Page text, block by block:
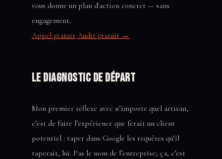
vous donne un plan d'action concret — sans
engagement.
Appel gratuit Audit gratuit →
Le diagnostic de départ
Mon premier réflexe avec n’importe quel artisan,
c’est de faire l’expérience que ferait un client
potentiel : taper dans Google les requêtes qu’il
taperait, lui. Pas le nom de l’entreprise; ça, c’est